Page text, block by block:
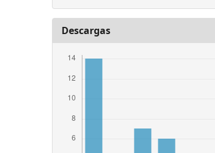
Descargas